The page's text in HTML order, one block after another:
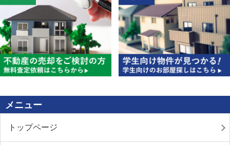
メニュー
トップページ